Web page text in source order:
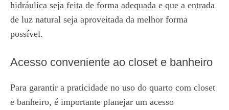
hidráulica seja feita de forma adequada e que a entrada
de luz natural seja aproveitada da melhor forma
possível.
Acesso conveniente ao closet e banheiro
Para garantir a praticidade no uso do quarto com closet
e banheiro, é importante planejar um acesso